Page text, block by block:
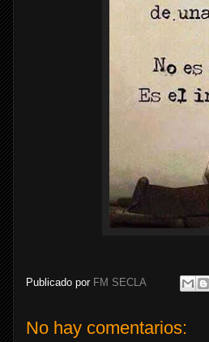
Publicado por FM SECLA
No hay comentarios: